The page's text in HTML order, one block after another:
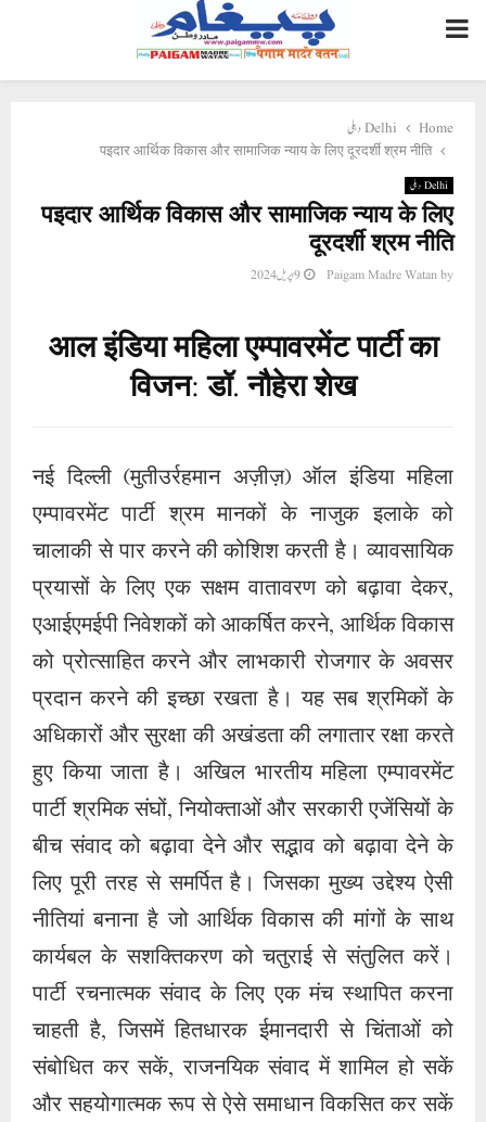
PRIMARY
MENU
Home
Delhi دہلی
पइदार आर्थिक विकास और सामाजिक न्याय के लिए दूरदर्शी श्रम नीति
Delhi دہلی
पइदार आर्थिक विकास और सामाजिक न्याय के लिए
दूरदर्शी श्रम नीति
by
Paigam Madre Watan 9 اپریل 2024
आल इंडिया महिला एम्पावरमेंट पार्टी का
विजन: डॉ. नौहेरा शेख
नई दिल्ली (मुतीउर्रहमान अज़ीज़) ऑल इंडिया महिला
एम्पावरमेंट पार्टी श्रम मानकों के नाजुक इलाके को
चालाकी से पार करने की कोशिश करती है। व्यावसायिक
प्रयासों के लिए एक सक्षम वातावरण को बढ़ावा देकर,
एआईएमईपी निवेशकों को आकर्षित करने, आर्थिक विकास
को प्रोत्साहित करने और लाभकारी रोजगार के अवसर
प्रदान करने की इच्छा रखता है। यह सब श्रमिकों के
अधिकारों और सुरक्षा की अखंडता की लगातार रक्षा करते
हुए किया जाता है। अखिल भारतीय महिला एम्पावरमेंट
पार्टी श्रमिक संघों, नियोक्ताओं और सरकारी एजेंसियों के
बीच संवाद को बढ़ावा देने और सद्भाव को बढ़ावा देने के
लिए पूरी तरह से समर्पित है। जिसका मुख्य उद्देश्य ऐसी
नीतियां बनाना है जो आर्थिक विकास की मांगों के साथ
कार्यबल के सशक्तिकरण को चतुराई से संतुलित करें।
पार्टी रचनात्मक संवाद के लिए एक मंच स्थापित करना
चाहती है, जिसमें हितधारक ईमानदारी से चिंताओं को
संबोधित कर सकें, राजनयिक संवाद में शामिल हो सकें
और सहयोगात्मक रूप से ऐसे समाधान विकसित कर सकें